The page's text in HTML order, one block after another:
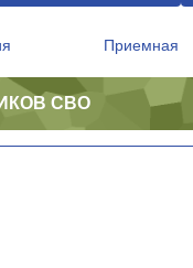
Приемная
СВО